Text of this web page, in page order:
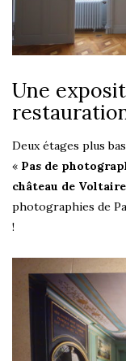
Une
Deux étages plus
« Pas de
château de Voltaire
photographies de
!